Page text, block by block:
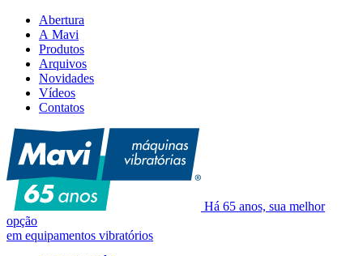
Abertura
A Mavi
Produtos
Arquivos
Novidades
Vídeos
Contatos
Há 65 anos, sua melhor
opção
em equipamentos vibratórios